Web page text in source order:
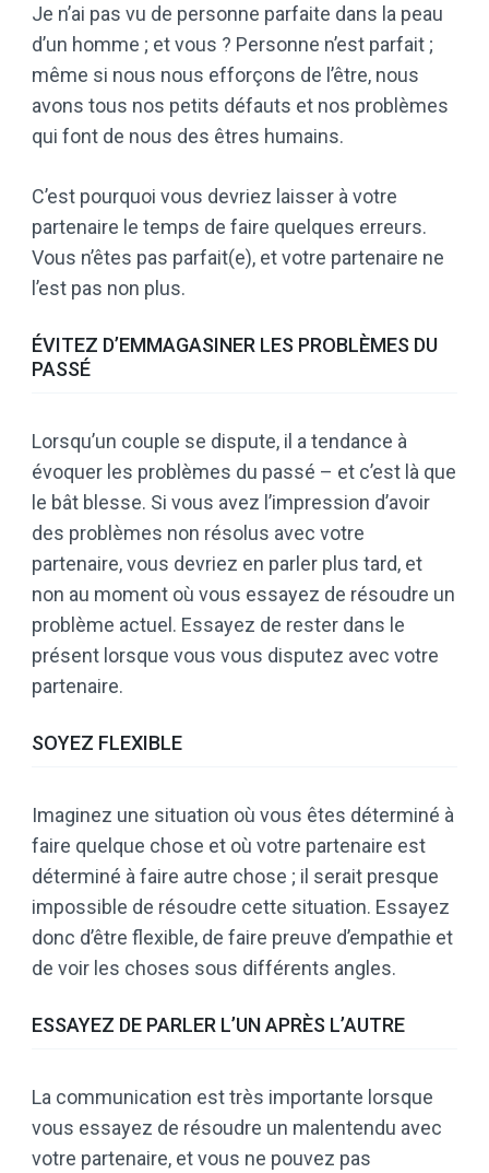
Je n’ai pas vu de personne parfaite dans la peau
d’un homme ; et vous ? Personne n’est parfait ;
même si nous nous efforçons de l’être, nous
avons tous nos petits défauts et nos problèmes
qui font de nous des êtres humains.
C’est pourquoi vous devriez laisser à votre
partenaire le temps de faire quelques erreurs.
Vous n’êtes pas parfait(e), et votre partenaire ne
l’est pas non plus.
ÉVITEZ D’EMMAGASINER LES PROBLÈMES DU
PASSÉ
Lorsqu’un couple se dispute, il a tendance à
évoquer les problèmes du passé – et c’est là que
le bât blesse. Si vous avez l’impression d’avoir
des problèmes non résolus avec votre
partenaire, vous devriez en parler plus tard, et
non au moment où vous essayez de résoudre un
problème actuel. Essayez de rester dans le
présent lorsque vous vous disputez avec votre
partenaire.
SOYEZ FLEXIBLE
Imaginez une situation où vous êtes déterminé à
faire quelque chose et où votre partenaire est
déterminé à faire autre chose ; il serait presque
impossible de résoudre cette situation. Essayez
donc d’être flexible, de faire preuve d’empathie et
de voir les choses sous différents angles.
ESSAYEZ DE PARLER L’UN APRÈS L’AUTRE
La communication est très importante lorsque
vous essayez de résoudre un malentendu avec
votre partenaire, et vous ne pouvez pas